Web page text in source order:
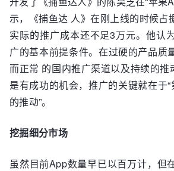
示，《捕鱼达 人》在刚上线的时候占
实际的推广成本还不足3万元。他认
广的基本前提条件。在过硬的产品质
而正常 的国内推广渠道以及持续的
是有成功的机会，推广的关键就在于“
的推动”。
挖掘细分市场
虽然目前App数量早已以百万计，但